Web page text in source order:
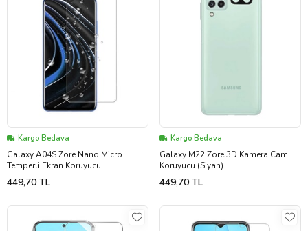
Kargo Bedava
Galaxy A04S Zore Nano Micro
Temperli Ekran Koruyucu
449,70 TL
Kargo Bedava
Galaxy M22 Zore 3D Kamera Camı
Koruyucu (Siyah)
449,70 TL